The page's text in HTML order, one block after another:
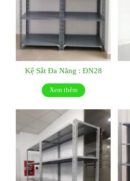
Kệ Sắt Đa Năng : ĐN28
Xem thêm